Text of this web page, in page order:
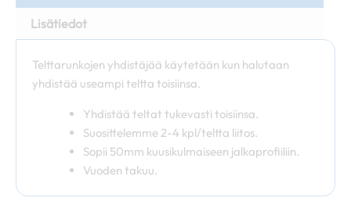
Lisätiedot
Telttarunkojen yhdistäjää käytetään kun halutaan
yhdistää useampi teltta toisiinsa.
Yhdistää teltat tukevasti toisiinsa.
Suosittelemme 2-4 kpl/teltta liitos.
Sopii 50mm kuusikulmaiseen jalkaprofiiliin.
Vuoden takuu.